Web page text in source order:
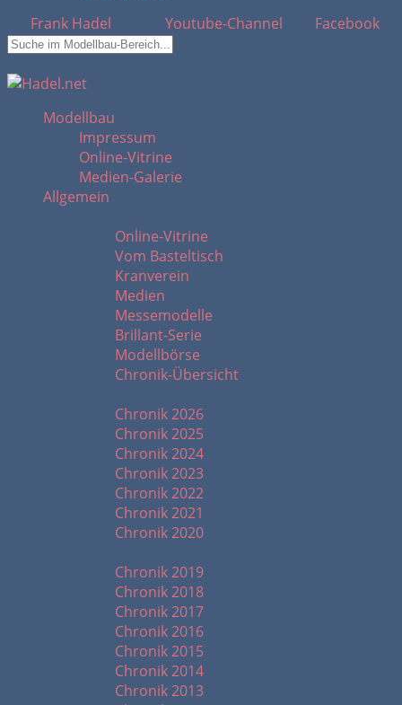
Frank Hadel
Youtube-Channel Facebook
Modellbau
Impressum
Online-Vitrine
Medien-Galerie
Allgemein
Online-Vitrine
Vom Basteltisch
Kranverein
Medien
Messemodelle
Brillant-Serie
Modellbörse
Chronik-Übersicht
Chronik 2026
Chronik 2025
Chronik 2024
Chronik 2023
Chronik 2022
Chronik 2021
Chronik 2020
Chronik 2019
Chronik 2018
Chronik 2017
Chronik 2016
Chronik 2015
Chronik 2014
Chronik 2013